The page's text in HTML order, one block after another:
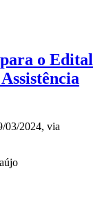
o Edital
03/2024, via